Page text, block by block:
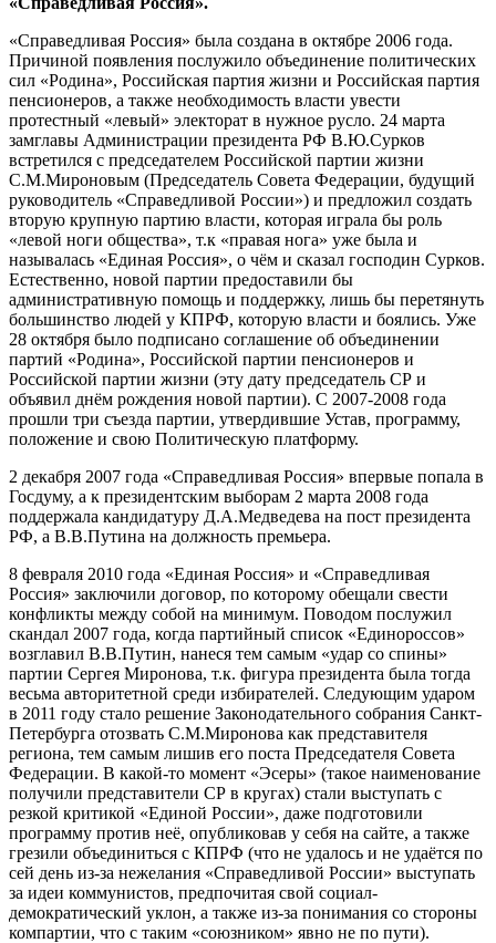
«Справедливая Россия» была создана в октябре 2006 года.
Причиной появления послужило объединение политических
сил «Родина», Российская партия жизни и Российская партия
пенсионеров, а также необходимость власти увести
протестный «левый» электорат в нужное русло. 24 марта
замглавы Администрации президента РФ В.Ю.Сурков
встретился с председателем Российской партии жизни
С.М.Мироновым (Председатель Совета Федерации, будущий
руководитель «Справедливой России») и предложил создать
вторую крупную партию власти, которая играла бы роль
«левой ноги общества», т.к «правая нога» уже была и
называлась «Единая Россия», о чём и сказал господин Сурков.
Естественно, новой партии предоставили бы
административную помощь и поддержку, лишь бы перетянуть
большинство людей у КПРФ, которую власти и боялись. Уже
28 октября было подписано соглашение об объединении
партий «Родина», Российской партии пенсионеров и
Российской партии жизни (эту дату председатель СР и
объявил днём рождения новой партии). С 2007-2008 года
прошли три съезда партии, утвердившие Устав, программу,
положение и свою Политическую платформу.
2 декабря 2007 года «Справедливая Россия» впервые попала в
Госдуму, а к президентским выборам 2 марта 2008 года
поддержала кандидатуру Д.А.Медведева на пост президента
РФ, а В.В.Путина на должность премьера.
8 февраля 2010 года «Единая Россия» и «Справедливая
Россия» заключили договор, по которому обещали свести
конфликты между собой на минимум. Поводом послужил
скандал 2007 года, когда партийный список «Единороссов»
возглавил В.В.Путин, нанеся тем самым «удар со спины»
партии Сергея Миронова, т.к. фигура президента была тогда
весьма авторитетной среди избирателей. Следующим ударом
в 2011 году стало решение Законодательного собрания Санкт-
Петербурга отозвать С.М.Миронова как представителя
региона, тем самым лишив его поста Председателя Совета
Федерации. В какой-то момент «Эсеры» (такое наименование
получили представители СР в кругах) стали выступать с
резкой критикой «Единой России», даже подготовили
программу против неё, опубликовав у себя на сайте, а также
грезили объединиться с КПРФ (что не удалось и не удаётся по
сей день из-за нежелания «Справедливой России» выступать
за идеи коммунистов, предпочитая свой социал-
демократический уклон, а также из-за понимания со стороны
компартии, что с таким «союзником» явно не по пути).